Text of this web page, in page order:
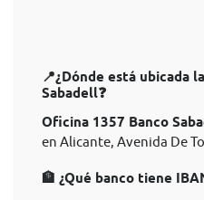
📍¿Dónde está ubicada
Sabadell❓
Oficina 1357 Banco
en Alicante, Avenida De
🏦 ¿Qué banco tiene